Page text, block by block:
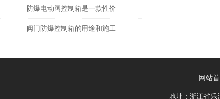
安全的智能守护者
防爆电动阀控制箱是一款性价
比高的产品
阀门防爆控制箱的用途和施工
网站
地址：浙江省